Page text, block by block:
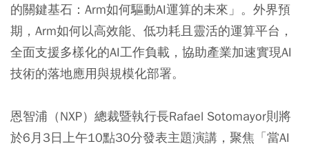
的關鍵基石：Arm如何驅動AI運算的未來」。外界預
期，Arm如何以高效能、低功耗且靈活的運算平台，
全面支援多樣化的AI工作負載，協助產業加速實現AI
技術的落地應用與規模化部署。
恩智浦（NXP）總裁暨執行長Rafael Sotomayor則將
於6月3日上午10點30分發表主題演講，聚焦「當AI